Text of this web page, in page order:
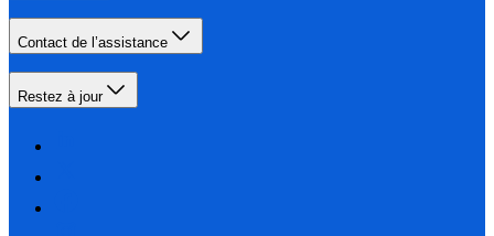
Contact de l’assistance
Restez à jour